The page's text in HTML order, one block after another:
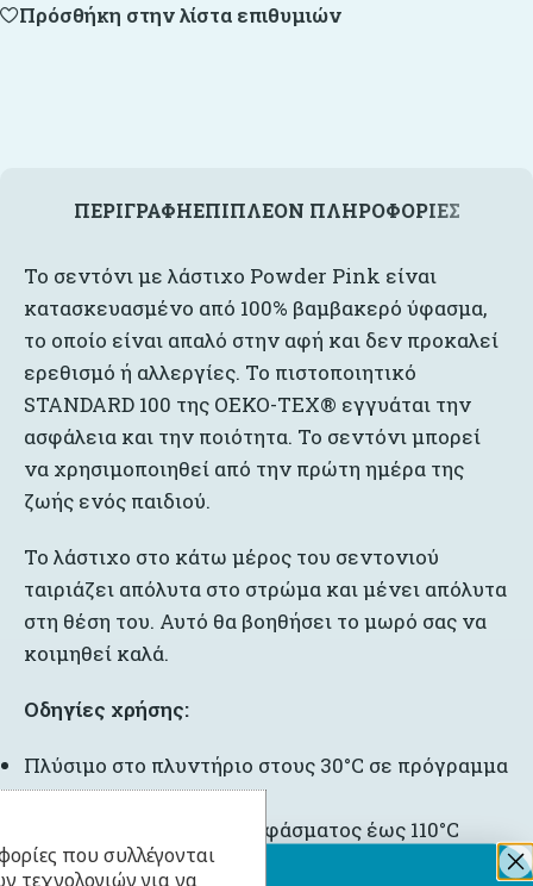
Πρόσθήκη στην λίστα επιθυμιών
ΠΕΡΙΓΡΑΦΉΕΠΙΠΛΈΟΝ ΠΛΗΡΟΦΟΡΊΕΣ
Το σεντόνι με λάστιχο Powder Pink είναι
κατασκευασμένο από 100% βαμβακερό ύφασμα,
το οποίο είναι απαλό στην αφή και δεν προκαλεί
ερεθισμό ή αλλεργίες. Το πιστοποιητικό
STANDARD 100 της OEKO-TEX® εγγυάται την
ασφάλεια και την ποιότητα. Το σεντόνι μπορεί
να χρησιμοποιηθεί από την πρώτη ημέρα της
ζωής ενός παιδιού.
Το λάστιχο στο κάτω μέρος του σεντονιού
ταιριάζει απόλυτα στο στρώμα και μένει απόλυτα
στη θέση του. Αυτό θα βοηθήσει το μωρό σας να
κοιμηθεί καλά.
Οδηγίες χρήσης:
Πλύσιμο στο πλυντήριο στους 30°C σε πρόγραμμα
έως 800 στροφές
Σιδέρωμα βαμβακερού υφάσματος έως 110°C
Ήπια απορρυπαντικά
που συλλέγονται
τεχνολογιών για να